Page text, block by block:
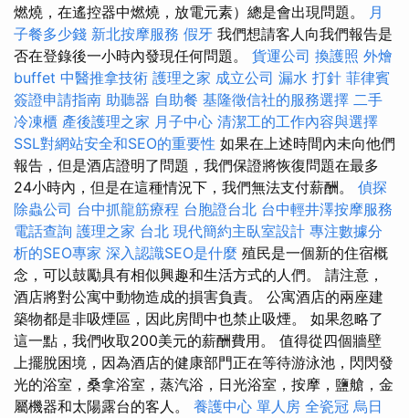
燃燒，在遙控器中燃燒，放電元素）總是會出現問題。 月
子餐多少錢 新北按摩服務 假牙 我們想請客人向我們報告是
否在登錄後一小時內發現任何問題。 貨運公司 換護照 外燴
buffet 中醫推拿技術 護理之家 成立公司 漏水 打針 菲律賓
簽證申請指南 助聽器 自助餐 基隆徵信社的服務選擇 二手
冷凍櫃 產後護理之家 月子中心 清潔工的工作內容與選擇
SSL對網站安全和SEO的重要性 如果在上述時間內未向他們
報告，但是酒店證明了問題，我們保證將恢復問題在最多
24小時內，但是在這種情況下，我們無法支付薪酬。 偵探
除蟲公司 台中抓龍筋療程 台胞證台北 台中輕井澤按摩服務
電話查詢 護理之家 台北 現代簡約主臥室設計 專注數據分
析的SEO專家 深入認識SEO是什麼 殖民是一個新的住宿概
念，可以鼓勵具有相似興趣和生活方式的人們。 請注意，
酒店將對公寓中動物造成的損害負責。 公寓酒店的兩座建
築物都是非吸煙區，因此房間中也禁止吸煙。 如果忽略了
這一點，我們收取200美元的薪酬費用。 值得從四個牆壁
上擺脫困境，因為酒店的健康部門正在等待游泳池，閃閃發
光的浴室，桑拿浴室，蒸汽浴，日光浴室，按摩，鹽艙，金
屬機器和太陽露台的客人。 養護中心 單人房 全瓷冠 烏日